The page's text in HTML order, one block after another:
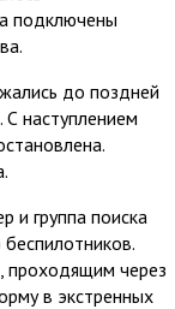
подключены
до поздней
С наступлением
и группа поиска
проходящим через
в экстренных